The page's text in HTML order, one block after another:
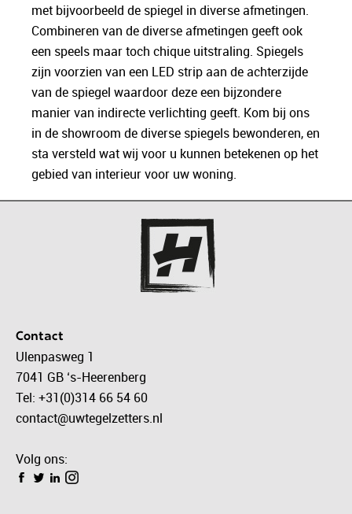
met bijvoorbeeld de spiegel in diverse afmetingen.
Combineren van de diverse afmetingen geeft ook
een speels maar toch chique uitstraling. Spiegels
zijn voorzien van een LED strip aan de achterzijde
van de spiegel waardoor deze een bijzondere
manier van indirecte verlichting geeft. Kom bij ons
in de showroom de diverse spiegels bewonderen, en
sta versteld wat wij voor u kunnen betekenen op het
gebied van interieur voor uw woning.
Contact
Ulenpasweg 1
7041 GB ‘s-Heerenberg
Tel: +31(0)314 66 54 60
contact@uwtegelzetters.nl
Volg ons: